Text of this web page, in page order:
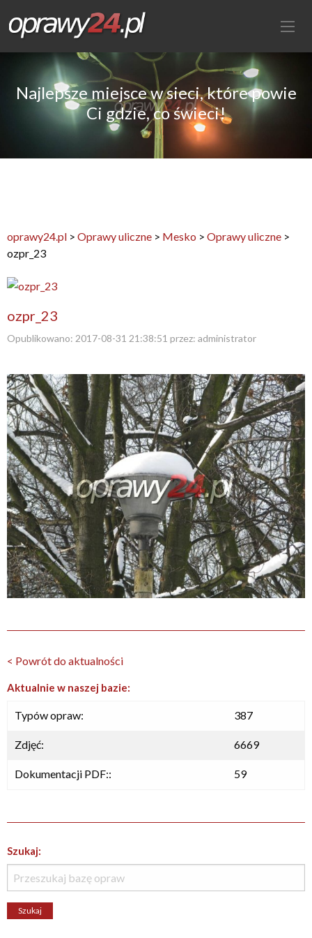
Najlepsze miejsce w sieci, które powie
Ci gdzie, co świeci!
oprawy24.pl > Oprawy uliczne > Mesko > Oprawy uliczne >
ozpr_23
ozpr_23
Opublikowano: 2017-08-31 21:38:51 przez: administrator
< Powrót do aktualności
Aktualnie w naszej bazie:
Typów opraw: 387
Zdjęć: 6669
Dokumentacji PDF:: 59
Szukaj: